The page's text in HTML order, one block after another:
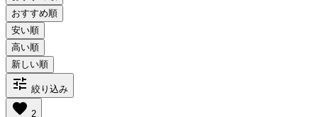
tune 絞り込み
favorite 2